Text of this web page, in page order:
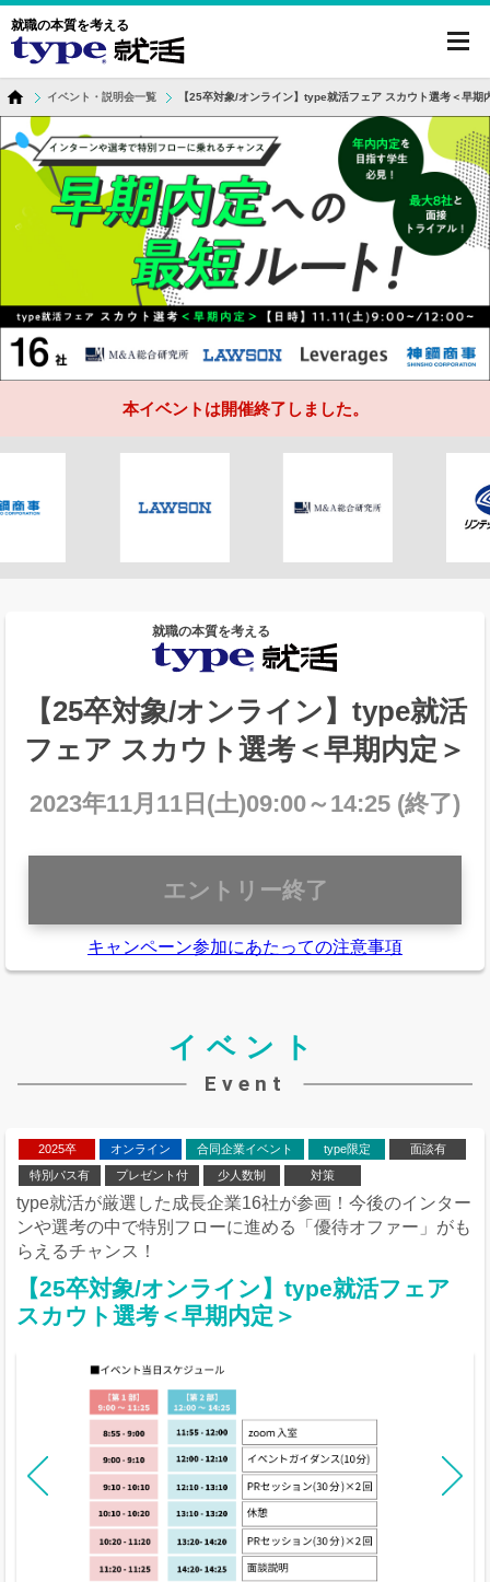
就職の本質を考える
イベント・説明会一覧 【25卒対象/オンライン】type就活フェア スカウト選考＜早期
本イベントは開催終了しました。
就職の本質を考える
【25卒対象/オンライン】type就活
フェア スカウト選考＜早期内定＞
2023年11月11日(土)09:00～14:25 (終了)
エントリー終了
キャンペーン参加にあたっての注意事項
イベント
Event
2025卒 オンライン 合同企業イベント type限定
面談有
特別パス有
プレゼント付 少人数制 対策
type就活が厳選した成長企業16社が参画！今後のインター
ンや選考の中で特別フローに進める「優待オファー」がも
らえるチャンス！
【25卒対象/オンライン】type就活フェア
スカウト選考＜早期内定＞